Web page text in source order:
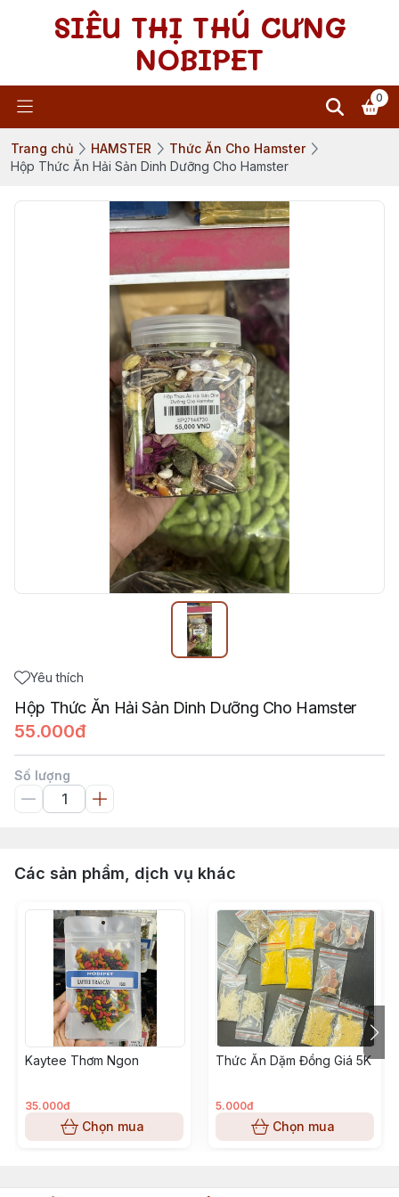
SIÊU THỊ THÚ CƯNG
NOBIPET
0
Trang chủ HAMSTER
Thức Ăn Cho Hamster
Hộp Thức Ăn Hải Sản Dinh Dưỡng Cho Hamster
Yêu thích
Hộp Thức Ăn Hải Sản Dinh Dưỡng Cho Hamster
55.000đ
Số lượng
Các sản phẩm, dịch vụ khác
Kaytee Thơm Ngon
35.000đ
Chọn mua
Thức Ăn Dặm Đồng Giá 5K
5.000đ
Chọn mua